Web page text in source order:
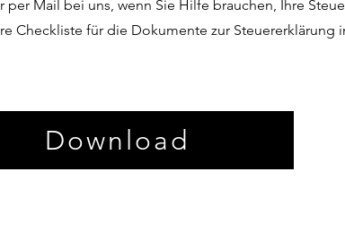
Mail bei uns, wenn Sie Hilfe brauchen, Ihre
Checkliste für die Dokumente zur Steuererklärung
Download